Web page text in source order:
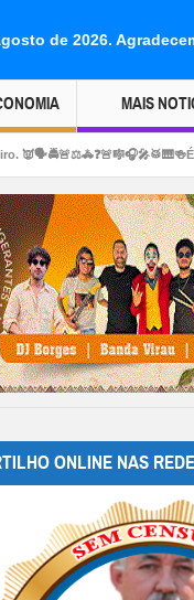
de 2026.
MAIS
do Portilho?
ONLINE NAS